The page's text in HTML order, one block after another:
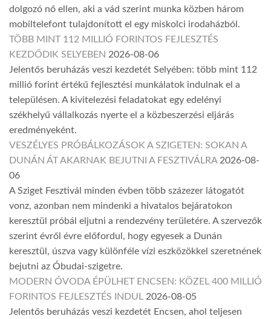
dolgozó nő ellen, aki a vád szerint munka közben három
mobiltelefont tulajdonított el egy miskolci irodaházból.
TÖBB MINT 112 MILLIÓ FORINTOS FEJLESZTÉS
KEZDŐDIK SELYEBEN 2026-08-06
Jelentős beruházás veszi kezdetét Selyében: több mint 112
millió forint értékű fejlesztési munkálatok indulnak el a
településen. A kivitelezési feladatokat egy edelényi
székhelyű vállalkozás nyerte el a közbeszerzési eljárás
eredményeként.
VESZÉLYES PRÓBÁLKOZÁSOK A SZIGETEN: SOKAN A
DUNÁN ÁT AKARNAK BEJUTNI A FESZTIVÁLRA 2026-08-
06
A Sziget Fesztivál minden évben több százezer látogatót
vonz, azonban nem mindenki a hivatalos bejáratokon
keresztül próbál eljutni a rendezvény területére. A szervezők
szerint évről évre előfordul, hogy egyesek a Dunán
keresztül, úszva vagy különféle vízi eszközökkel szeretnének
bejutni az Óbudai-szigetre.
MODERN ÓVODA ÉPÜLHET ENCSEN: KÖZEL 400 MILLIÓ
FORINTOS FEJLESZTÉS INDUL 2026-08-05
Jelentős beruházás veszi kezdetét Encsen, ahol teljesen